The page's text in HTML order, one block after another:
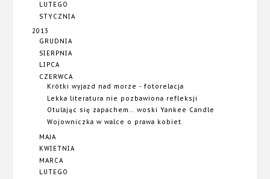
LUTEGO
STYCZNIA
2013
GRUDNIA
SIERPNIA
LIPCA
CZERWCA
Krótki wyjazd nad morze - fotorelacja
Lekka literatura nie pozbawiona refleksji
Otulając się zapachem... woski Yankee Candle
Wojowniczka w walce o prawa kobiet.
MAJA
KWIETNIA
MARCA
LUTEGO